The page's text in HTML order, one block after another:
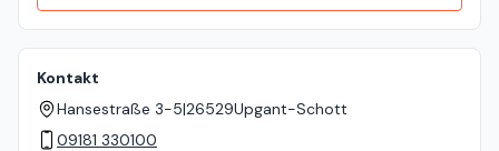
Kontakt
Hansestraße 3-5|26529Upgant-Schott
09181 330100